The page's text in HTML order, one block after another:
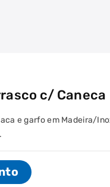
c/ Caneca
e garfo em Madeira/